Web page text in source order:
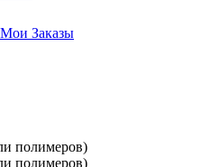
Мои Заказы
полимеров)
полимеров)